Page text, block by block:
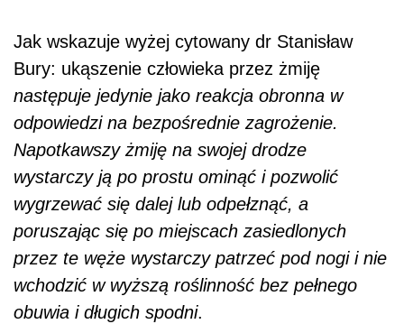
Jak wskazuje wyżej cytowany dr Stanisław
Bury: ukąszenie człowieka przez żmiję
następuje jedynie jako reakcja obronna w
odpowiedzi na bezpośrednie zagrożenie.
Napotkawszy żmiję na swojej drodze
wystarczy ją po prostu ominąć i pozwolić
wygrzewać się dalej lub odpełznąć, a
poruszając się po miejscach zasiedlonych
przez te węże wystarczy patrzeć pod nogi i nie
wchodzić w wyższą roślinność bez pełnego
obuwia i długich spodni.